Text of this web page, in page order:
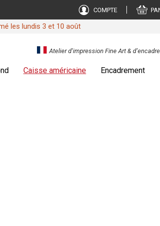
COMPTE
les lundis 3 et 10 août
Atelier d’impression Fine Art &
Caisse américaine Encadrement